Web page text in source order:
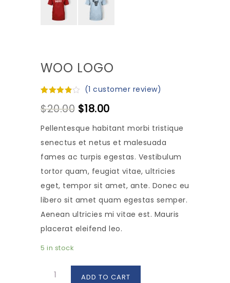
WOO LOGO
4.00out
of 5
on
rating
(1 customer review)
$20.00 $18.00
Pellentesque habitant morbi tristique
senectus et netus et malesuada
fames ac turpis egestas. Vestibulum
tortor quam, feugiat vitae, ultricies
eget, tempor sit amet, ante. Donec eu
libero sit amet quam egestas semper.
Aenean ultricies mi vitae est. Mauris
placerat eleifend leo.
5 in stock
Woo
ADD TO CART